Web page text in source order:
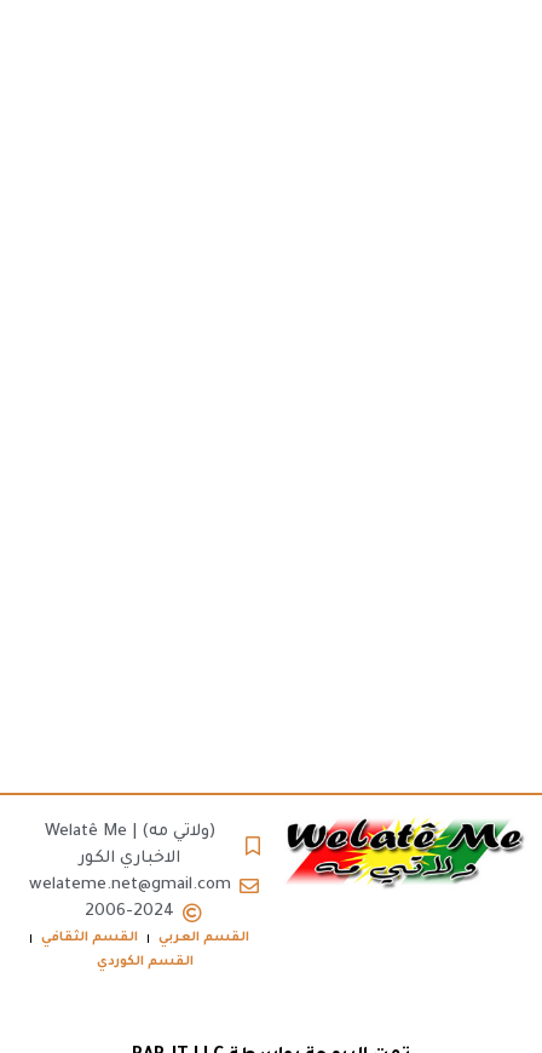
(ولاتي مه) | Welatê Me
الاخباري الكور
welateme.net@gmail.com
2006-2024
القسم العربي
القسم الثقافي
القسم الكوردي